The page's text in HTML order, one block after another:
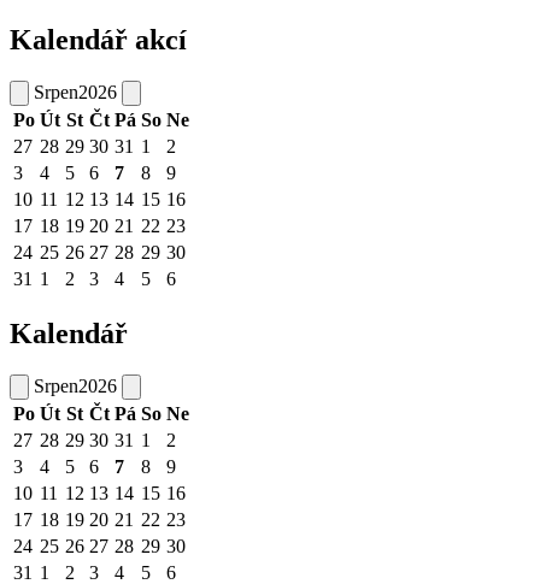
Kalendář akcí
Srpen2026
Po Út St Čt Pá So Ne
27 28 29 30 31 1
2
3
4 5 6 7 8
9
10 11 12 13 14 15 16
17 18 19 20 21 22 23
24 25 26 27 28 29 30
31 1 2 3 4 5 6
Kalendář
Srpen2026
Po Út St Čt Pá So Ne
27 28 29 30 31 1
2
3
4 5 6 7 8
9
10 11 12 13 14 15 16
17 18 19 20 21 22 23
24 25 26 27 28 29 30
31 1 2 3 4 5 6